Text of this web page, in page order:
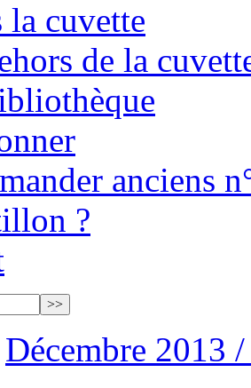
la cuvette
de la
anciens
?
Décembre 2013